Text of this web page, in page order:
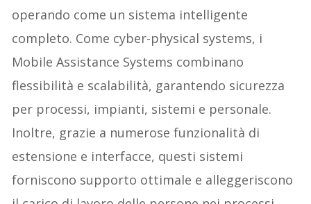
operando come un sistema intelligente
completo. Come cyber-physical systems, i
Mobile Assistance Systems combinano
flessibilità e scalabilità, garantendo sicurezza
per processi, impianti, sistemi e personale.
Inoltre, grazie a numerose funzionalità di
estensione e interfacce, questi sistemi
forniscono supporto ottimale e alleggeriscono